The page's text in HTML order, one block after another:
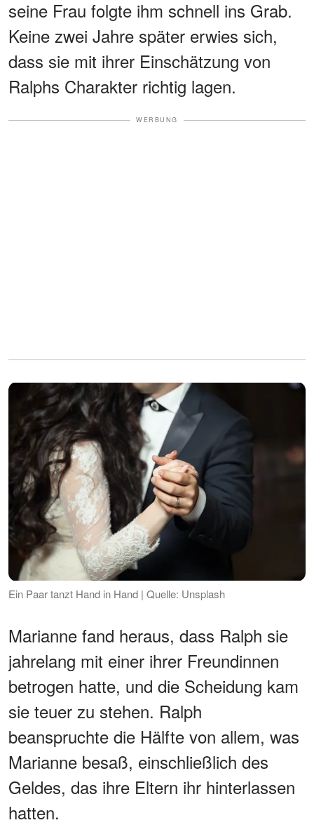
seine Frau folgte ihm schnell ins Grab.
Keine zwei Jahre später erwies sich,
dass sie mit ihrer Einschätzung von
Ralphs Charakter richtig lagen.
WERBUNG
Ein Paar tanzt Hand in Hand | Quelle: Unsplash
Marianne fand heraus, dass Ralph sie
jahrelang mit einer ihrer Freundinnen
betrogen hatte, und die Scheidung kam
sie teuer zu stehen. Ralph
beanspruchte die Hälfte von allem, was
Marianne besaß, einschließlich des
Geldes, das ihre Eltern ihr hinterlassen
hatten.